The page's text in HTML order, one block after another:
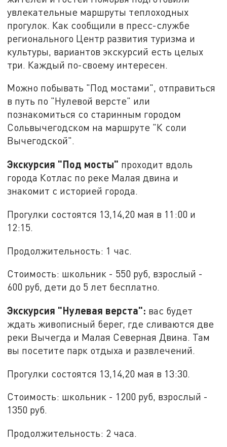
увлекательные маршруты теплоходных
прогулок. Как сообщили в пресс-службе
регионального Центр развития туризма и
культуры, вариантов экскурсий есть целых
три. Каждый по-своему интересен.
Можно побывать "Под мостами", отправиться
в путь по "Нулевой версте" или
познакомиться со старинным городом
Сольвычегодском на маршруте "К соли
Вычегодской".
Экскурсия "Под мосты" проходит вдоль
города Котлас по реке Малая двина и
знакомит с историей города.
Прогулки состоятся 13,14,20 мая в 11:00 и
12:15.
Продолжительность: 1 час.
Стоимость: школьник - 550 руб, взрослый -
600 руб, дети до 5 лет бесплатно.
Экскурсия "Нулевая верста": вас будет
ждать живописный берег, где сливаются две
реки Вычегда и Малая Северная Двина. Там
вы посетите парк отдыха и развлечений.
Прогулки состоятся 13,14,20 мая в 13:30.
Стоимость: школьник - 1200 руб, взрослый -
1350 руб.
Продолжительность: 2 часа.